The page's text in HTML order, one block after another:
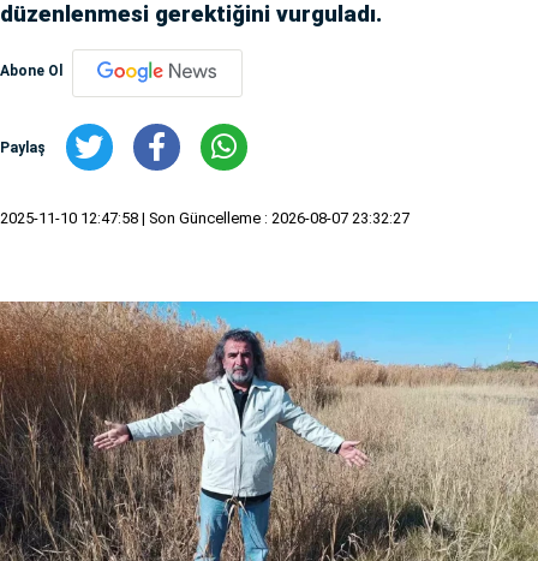
düzenlenmesi gerektiğini vurguladı.
Abone Ol
Paylaş
2025-11-10 12:47:58 | Son Güncelleme : 2026-08-07 23:32:27